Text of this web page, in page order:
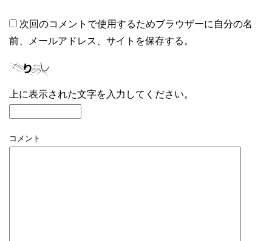
次回のコメントで使用するためブラウザーに自分の名
前、メールアドレス、サイトを保存する。
上に表示された文字を入力してください。
コメント